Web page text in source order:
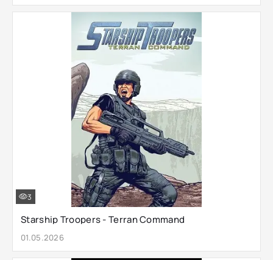
Starship Troopers - Terran Command
01.05.2026
3